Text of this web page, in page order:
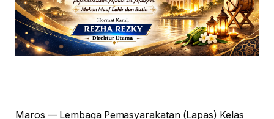
Maros — Lembaga Pemasyarakatan (Lapas) Kelas